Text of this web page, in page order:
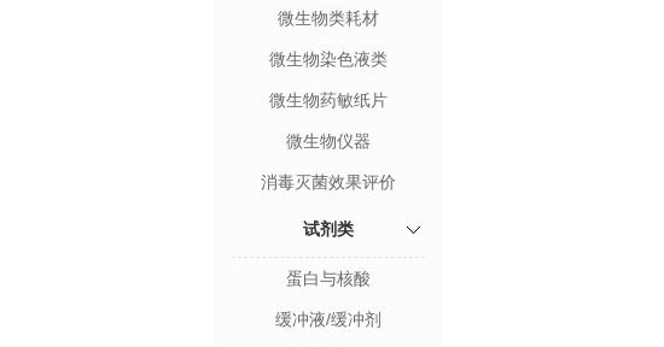
微生物类耗材
微生物染色液类
微生物药敏纸片
微生物仪器
消毒灭菌效果评价
试剂类
蛋白与核酸
缓冲液/缓冲剂